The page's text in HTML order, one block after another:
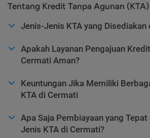
Tentang Kredit Tanpa Agunan (KTA)
Jenis-Jenis KTA yang Disediakan
Apakah Layanan Pengajuan
Cermati Aman?
Keuntungan Jika Memiliki
KTA di Cermati
Apa Saja Pembiayaan yang
Jenis KTA di Cermati?